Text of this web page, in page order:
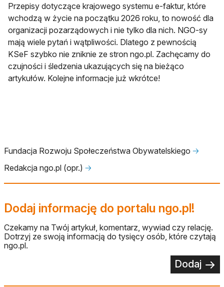
Przepisy dotyczące krajowego systemu e-faktur, które
wchodzą w życie na początku 2026 roku, to nowość dla
organizacji pozarządowych i nie tylko dla nich. NGO-sy
mają wiele pytań i wątpliwości. Dlatego z pewnością
KSeF szybko nie zniknie ze stron ngo.pl. Zachęcamy do
czujności i śledzenia ukazujących się na bieżąco
artykułów. Kolejne informacje już wkrótce!
Fundacja Rozwoju Społeczeństwa Obywatelskiego 🡢
Redakcja ngo.pl (opr.) 🡢
Dodaj informację do portalu ngo.pl!
Czekamy na Twój artykuł, komentarz, wywiad czy relację.
Dotrzyj ze swoją informacją do tysięcy osób, które czytają
ngo.pl.
Dodaj